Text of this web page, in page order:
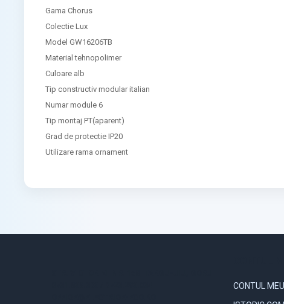
Gama Chorus
Colectie Lux
Model GW16206TB
Material tehnopolimer
Culoare alb
Tip constructiv modular italian
Numar module 6
Tip montaj PT(aparent)
Grad de protectie IP20
Utilizare rama ornament
CONTUL MEU